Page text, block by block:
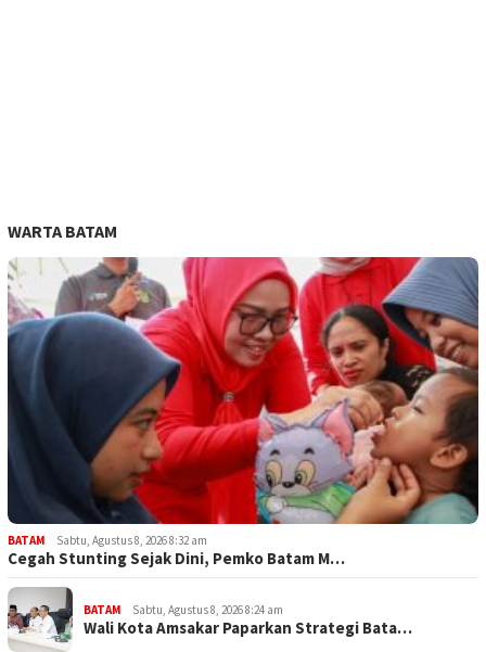
WARTA BATAM
BATAM Sabtu, Agustus 8, 2026 8:32 am
Cegah Stunting Sejak Dini, Pemko Batam M…
BATAM Sabtu, Agustus 8, 2026 8:24 am
Wali Kota Amsakar Paparkan Strategi Bata…